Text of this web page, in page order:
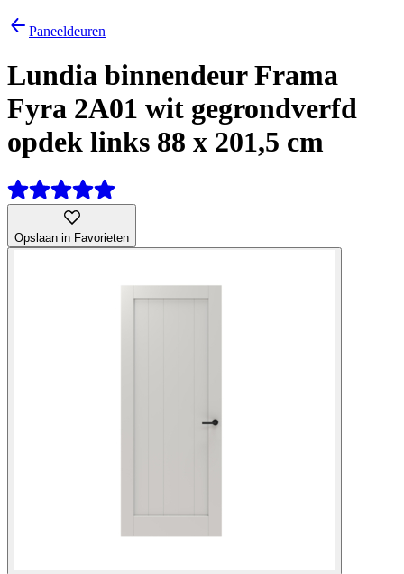
Paneeldeuren
Lundia binnendeur Frama
Fyra 2A01 wit gegrondverfd
opdek links 88 x 201,5 cm
Opslaan in Favorieten